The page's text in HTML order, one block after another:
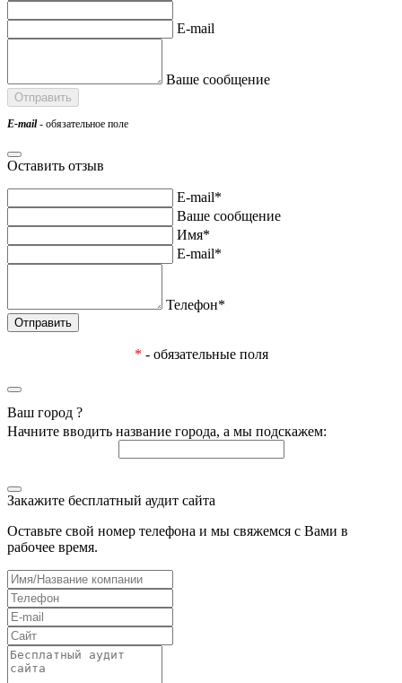
E-mail
Ваше сообщение
E-mail- обязательное поле
Оставить отзыв
E-mail*
Ваше сообщение
Имя*
E-mail*
Телефон*
* - обязательные поля
Ваш город ?
Начните вводить название города, а мы подскажем:
Закажите бесплатный аудит сайта
Оставьте свой номер телефона и мы свяжемся с Вами в
рабочее время.